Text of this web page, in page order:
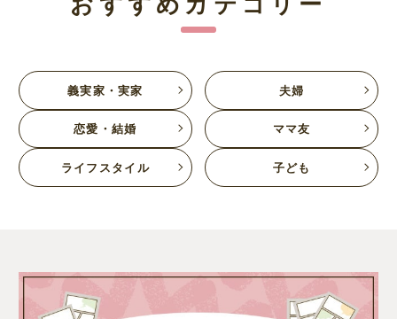
義実家・実家 夫婦
恋愛・結婚 ママ友
ライフスタイル 子ども